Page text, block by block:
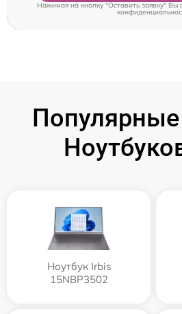
Нажимая на кнопку "Оставить заявку" Вы
Ноутбук Irbis
15NBP3502